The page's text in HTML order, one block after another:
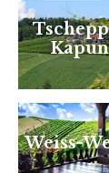
Kapun
Weiss-